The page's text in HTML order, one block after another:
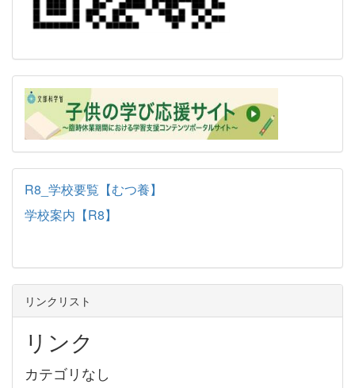
R8_学校要覧【むつ養】
学校案内【R8】
リンクリスト
リンク
カテゴリなし